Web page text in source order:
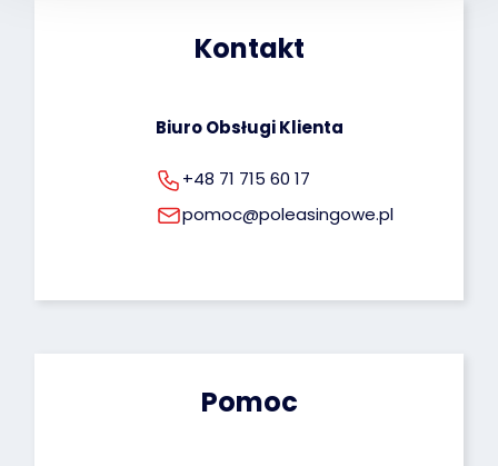
rodo@poleasingowe.pl
Kontakt
Biuro Obsługi Klienta
+48 71 715 60 17
pomoc@poleasingowe.pl
Pomoc